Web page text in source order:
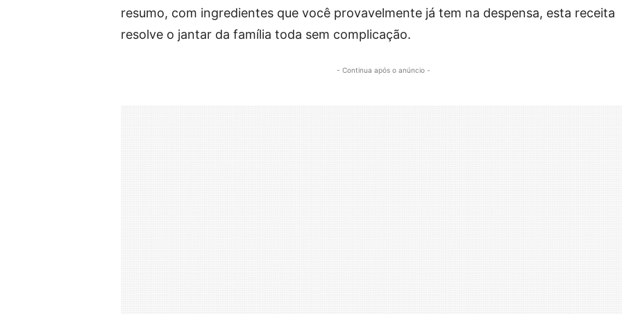
resumo, com ingredientes que você provavelmente já tem na despensa, esta receita
resolve o jantar da família toda sem complicação.
- Continua após o anúncio -